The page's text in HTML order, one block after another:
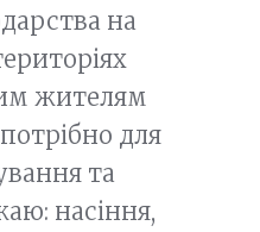
на
жителям
для
та
насіння,